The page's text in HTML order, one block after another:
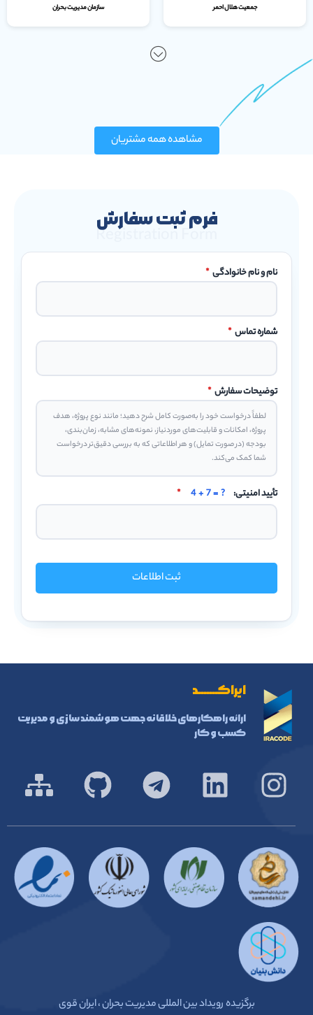
جمعیت هلال احمر سازمان مدیریت بحران
مشاهده همه مشتریان
فرم ثبت سفارش
Registration Form
نام و نام خانوادگی *
شماره تماس *
توضیحات سفارش *
تأیید امنیتی: 4 + 7 = ?
*
ثبت اطلاعات
ایراکـــــــد
ارائه راهکارهای خلاقانه جهت هوشمند سازی و مدیریت
کسب و کار
برگزیده رویداد بین المللی مدیریت بحران ، ایران قوی